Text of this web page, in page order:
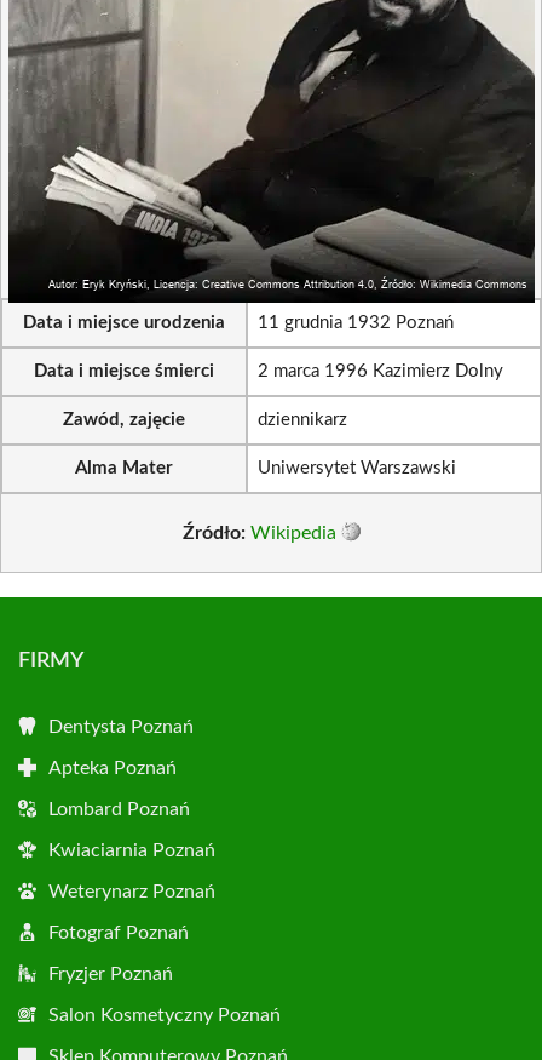
Data i miejsce urodzenia 11 grudnia 1932 Poznań
Data i miejsce śmierci 2 marca 1996 Kazimierz Dolny
Zawód, zajęcie dziennikarz
Alma Mater Uniwersytet Warszawski
Źródło: Wikipedia
FIRMY
Dentysta Poznań
Apteka Poznań
Lombard Poznań
Kwiaciarnia Poznań
Weterynarz Poznań
Fotograf Poznań
Fryzjer Poznań
Salon Kosmetyczny Poznań
Sklep Komputerowy Poznań